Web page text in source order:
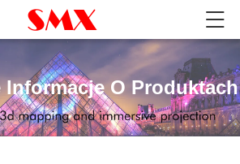
Informacje O Produktach